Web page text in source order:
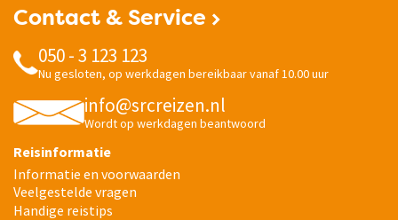
Contact & Service
050 - 3 123 123
Nu gesloten, op werkdagen bereikbaar vanaf 10.00 uur
info@srcreizen.nl
Wordt op werkdagen beantwoord
Reisinformatie
Informatie en voorwaarden
Veelgestelde vragen
Handige reistips